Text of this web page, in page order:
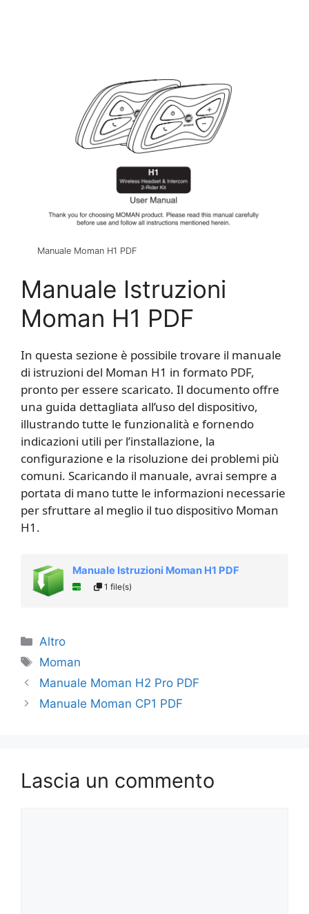
Manuale Moman H1 PDF
Manuale Istruzioni
Moman H1 PDF
In questa sezione è possibile trovare il manuale
di istruzioni del Moman H1 in formato PDF,
pronto per essere scaricato. Il documento offre
una guida dettagliata all’uso del dispositivo,
illustrando tutte le funzionalità e fornendo
indicazioni utili per l’installazione, la
configurazione e la risoluzione dei problemi più
comuni. Scaricando il manuale, avrai sempre a
portata di mano tutte le informazioni necessarie
per sfruttare al meglio il tuo dispositivo Moman
H1.
Manuale Istruzioni Moman H1 PDF
1 file(s)
Categorie
Altro
Tag
Moman
Manuale Moman H2 Pro PDF
Manuale Moman CP1 PDF
Lascia un commento